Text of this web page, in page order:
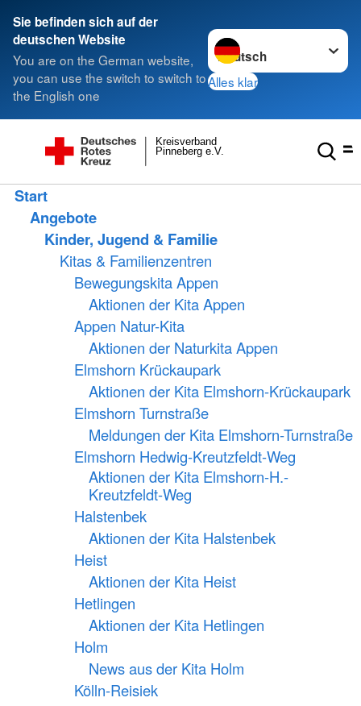
Sie befinden sich auf der
deutschen Website
You are on the German website,
you can use the switch to switch to
the English one
Sprache wechseln zu
Alles klar
Pinneberg e.V.
Kreisverband
Start
Angebote
Kinder, Jugend & Familie
Kitas & Familienzentren
Bewegungskita Appen
Aktionen der Kita Appen
Appen Natur-Kita
Aktionen der Naturkita Appen
Elmshorn Krückaupark
Aktionen der Kita Elmshorn-Krückaupark
Elmshorn Turnstraße
Meldungen der Kita Elmshorn-Turnstraße
Elmshorn Hedwig-Kreutzfeldt-Weg
Aktionen der Kita Elmshorn-H.-
Kreutzfeldt-Weg
Halstenbek
Aktionen der Kita Halstenbek
Heist
Aktionen der Kita Heist
Hetlingen
Aktionen der Kita Hetlingen
Holm
News aus der Kita Holm
Kölln-Reisiek